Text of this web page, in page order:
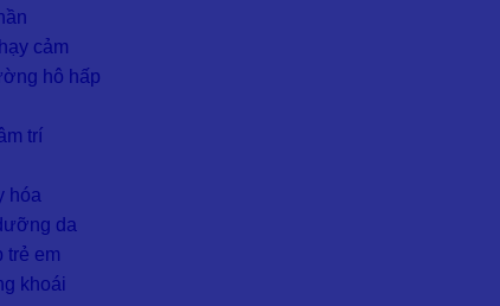
cảm
hô hấp
trí
hóa
da
trẻ em
khoái